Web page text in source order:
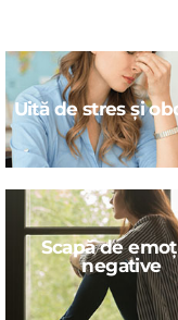
Uită de stres și
Scapă de
negative